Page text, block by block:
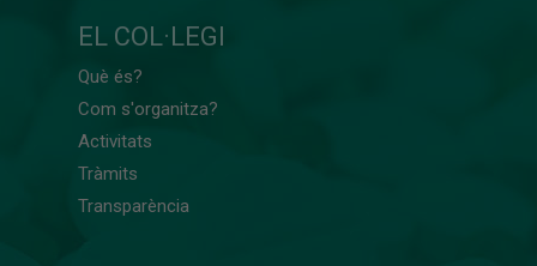
EL COL·LEGI
Què és?
Com s'organitza?
Activitats
Tràmits
Transparència